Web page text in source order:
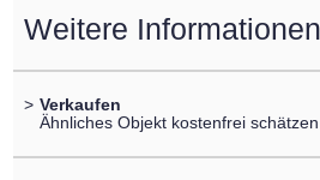
Weitere Informationen
> Verkaufen
Ähnliches Objekt kostenfrei